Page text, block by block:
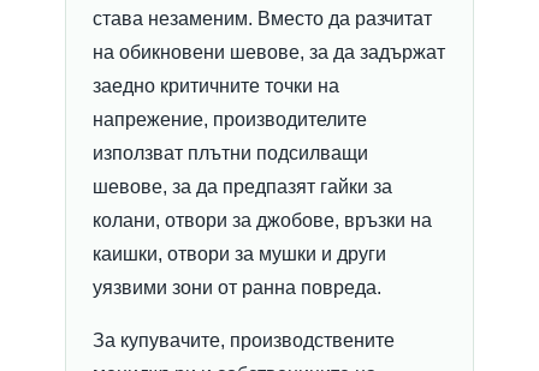
става незаменим. Вместо да разчитат
на обикновени шевове, за да задържат
заедно критичните точки на
напрежение, производителите
използват плътни подсилващи
шевове, за да предпазят гайки за
колани, отвори за джобове, връзки на
каишки, отвори за мушки и други
уязвими зони от ранна повреда.
За купувачите, производствените